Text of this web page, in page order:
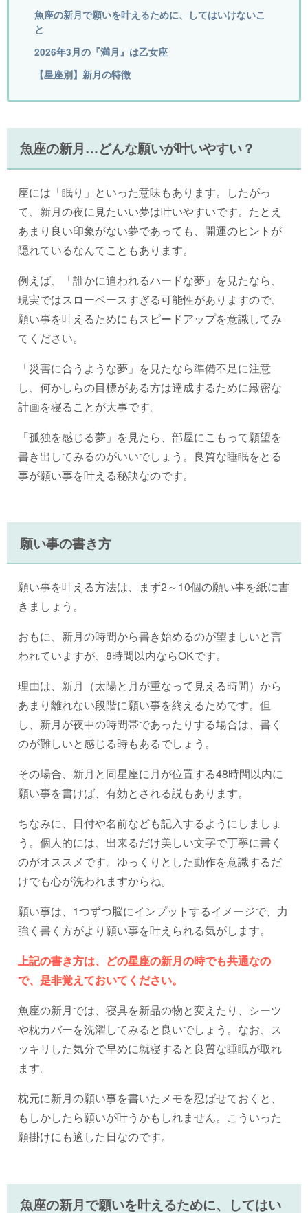
魚座の新月で願いを叶えるために、してはいけないこ
と
2026年3月の『満月』は乙女座
【星座別】新月の特徴
魚座の新月…どんな願いが叶いやすい？
座には「眠り」といった意味もあります。したがっ
て、新月の夜に見たいい夢は叶いやすいです。たとえ
あまり良い印象がない夢であっても、開運のヒントが
隠れているなんてこともあります。
例えば、「誰かに追われるハードな夢」を見たなら、
現実ではスローペースすぎる可能性がありますので、
願い事を叶えるためにもスピードアップを意識してみ
てください。
「災害に合うような夢」を見たなら準備不足に注意
し、何かしらの目標がある方は達成するために緻密な
計画を寝ることが大事です。
「孤独を感じる夢」を見たら、部屋にこもって願望を
書き出してみるのがいいでしょう。良質な睡眠をとる
事が願い事を叶える秘訣なのです。
願い事の書き方
願い事を叶える方法は、まず2～10個の願い事を紙に書
きましょう。
おもに、新月の時間から書き始めるのが望ましいと言
われていますが、8時間以内ならOKです。
理由は、新月（太陽と月が重なって見える時間）から
あまり離れない段階に願い事を終えるためです。但
し、新月が夜中の時間帯であったりする場合は、書く
のが難しいと感じる時もあるでしょう。
その場合、新月と同星座に月が位置する48時間以内に
願い事を書けば、有効とされる説もあります。
ちなみに、日付や名前なども記入するようにしましょ
う。個人的には、出来るだけ美しい文字で丁寧に書く
のがオススメです。ゆっくりとした動作を意識するだ
けでも心が洗われますからね。
願い事は、1つずつ脳にインプットするイメージで、力
強く書く方がより願い事を叶えられる気がします。
上記の書き方は、どの星座の新月の時でも共通なの
で、是非覚えておいてください。
魚座の新月では、寝具を新品の物と変えたり、シーツ
や枕カバーを洗濯してみると良いでしょう。なお、ス
ッキリした気分で早めに就寝すると良質な睡眠が取れ
ます。
枕元に新月の願い事を書いたメモを忍ばせておくと、
もしかしたら願いが叶うかもしれません。こういった
願掛けにも適した日なのです。
魚座の新月で願いを叶えるために、してはい